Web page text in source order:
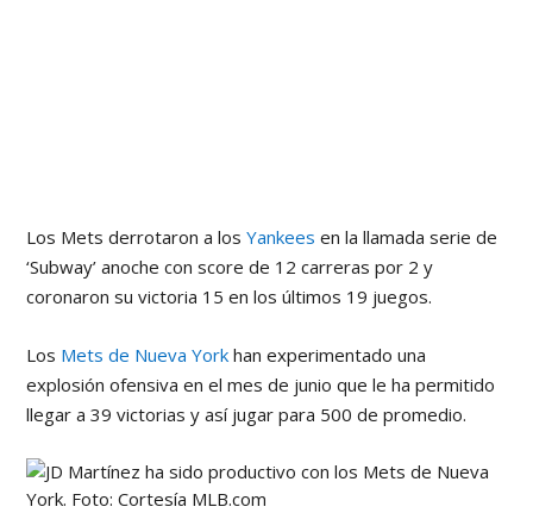
Los Mets derrotaron a losYankeesen la llamada serie de
‘Subway’ anoche con score de 12 carreras por 2 y
coronaron su victoria 15 en los últimos 19 juegos.
Los Mets de Nueva York han experimentado una
explosión ofensiva en el mes de junio que le ha permitido
llegar a 39 victorias y así jugar para 500 de promedio.